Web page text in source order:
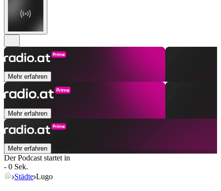
Mehr erfahren
Mehr erfahren
Mehr erfahren
Der Podcast startet in
- 0 Sek.
Städte Lugo